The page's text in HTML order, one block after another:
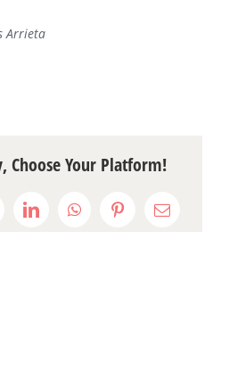
Arrieta
Choose Your Platform!
LinkedInWhatsAppPinterestEmail